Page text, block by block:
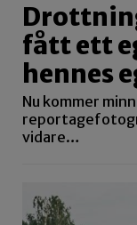
fått ett
hennes
Nu kommer
vidare…